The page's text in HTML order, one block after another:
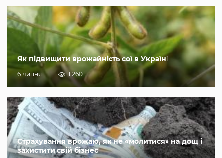
Як підвищити врожайність сої в Україні
6 липня 1 260
Страхування врожаю, як не «молитися» на дощ і
захистити свій бізнес